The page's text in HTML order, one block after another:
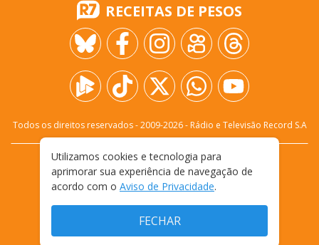
RECEITAS DE PESOS
Todos os direitos reservados - 2009-2026- Rádio e Televisão Record S.A
FALE CONOSCO
PRIVACIDADE
TERMOS E CONDIÇÕES DE USO
Utilizamos cookies e tecnologia para
aprimorar sua experiência de navegação de
acordo com o Aviso de Privacidade.
FECHAR